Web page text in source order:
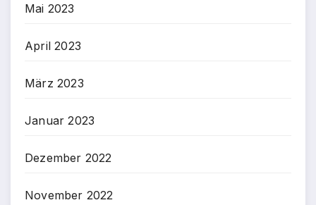
Mai 2023
April 2023
März 2023
Januar 2023
Dezember 2022
November 2022